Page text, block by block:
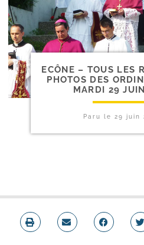
ECÔNE – TOUS LES
PHOTOS DES
MARDI 29
Paru le 29 juin